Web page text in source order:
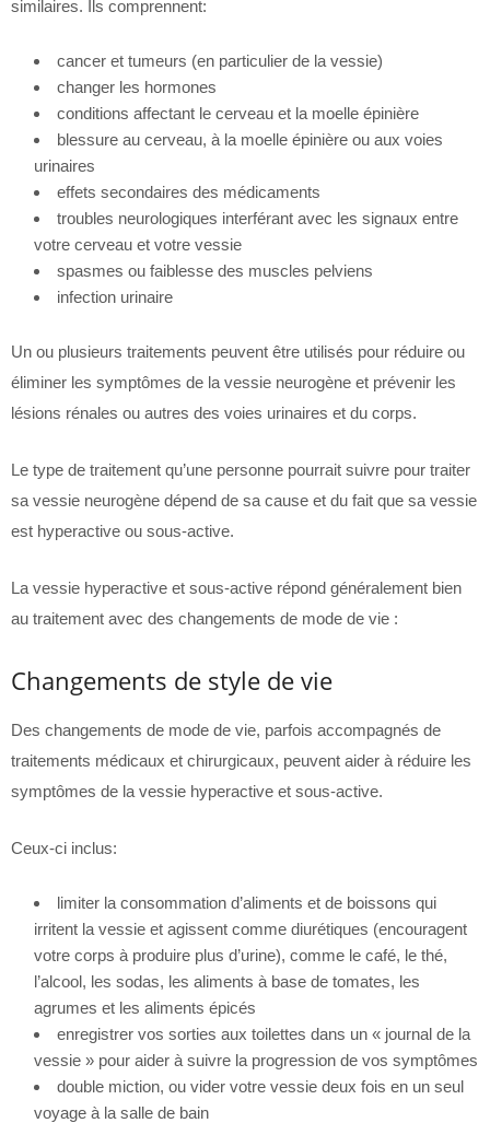
similaires. Ils comprennent:
cancer et tumeurs (en particulier de la vessie)
changer les hormones
conditions affectant le cerveau et la moelle épinière
blessure au cerveau, à la moelle épinière ou aux voies
urinaires
effets secondaires des médicaments
troubles neurologiques interférant avec les signaux entre
votre cerveau et votre vessie
spasmes ou faiblesse des muscles pelviens
infection urinaire
Un ou plusieurs traitements peuvent être utilisés pour réduire ou
éliminer les symptômes de la vessie neurogène et prévenir les
lésions rénales ou autres des voies urinaires et du corps.
Le type de traitement qu’une personne pourrait suivre pour traiter
sa vessie neurogène dépend de sa cause et du fait que sa vessie
est hyperactive ou sous-active.
La vessie hyperactive et sous-active répond généralement bien
au traitement avec des changements de mode de vie :
Changements de style de vie
Des changements de mode de vie, parfois accompagnés de
traitements médicaux et chirurgicaux, peuvent aider à réduire les
symptômes de la vessie hyperactive et sous-active.
Ceux-ci inclus:
limiter la consommation d’aliments et de boissons qui
irritent la vessie et agissent comme diurétiques (encouragent
votre corps à produire plus d’urine), comme le café, le thé,
l’alcool, les sodas, les aliments à base de tomates, les
agrumes et les aliments épicés
enregistrer vos sorties aux toilettes dans un « journal de la
vessie » pour aider à suivre la progression de vos symptômes
double miction, ou vider votre vessie deux fois en un seul
voyage à la salle de bain